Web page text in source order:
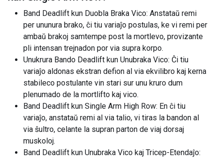
Band Deadlift kun Duobla Braka Vico: Anstataŭ remi
per ununura brako, ĉi tiu variaĵo postulas, ke vi remi per
ambaŭ brakoj samtempe post la mortlevo, provizante
pli intensan trejnadon por via supra korpo.
Unukrura Bando Deadlift kun Unubraka Vico: Ĉi tiu
variaĵo aldonas ekstran defion al via ekvilibro kaj kerna
stabileco postulante vin stari sur unu kruro dum
plenumado de la mortlifto kaj vico.
Band Deadlift kun Single Arm High Row: En ĉi tiu
variaĵo, anstataŭ remi al via talio, vi tiras la bandon al
via ŝultro, celante la supran parton de viaj dorsaj
muskoloj.
Band Deadlift kun Unubraka Vico kaj Tricep-Etendaĵo: